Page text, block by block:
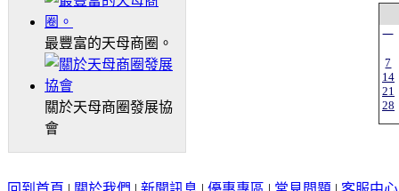
最豐富的天母商圈。
關於天母商圈發展協
會
一
7
14
21
28